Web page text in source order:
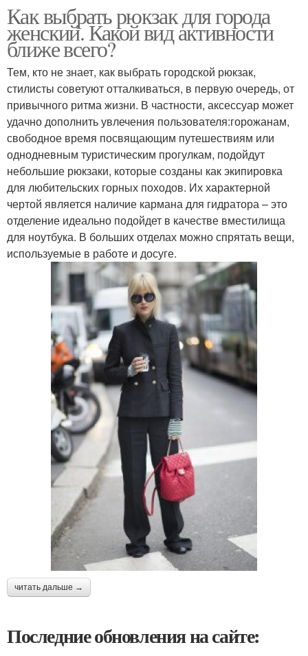
Как выбрать рюкзак для города
женский. Какой вид активности
ближе всего?
Тем, кто не знает, как выбрать городской рюкзак,
стилисты советуют отталкиваться, в первую очередь, от
привычного ритма жизни. В частности, аксессуар может
удачно дополнить увлечения пользователя:горожанам,
свободное время посвящающим путешествиям или
однодневным туристическим прогулкам, подойдут
небольшие рюкзаки, которые созданы как экипировка
для любительских горных походов. Их характерной
чертой является наличие кармана для гидратора – это
отделение идеально подойдет в качестве вместилища
для ноутбука. В больших отделах можно спрятать вещи,
используемые в работе и досуге.
читать дальше →
Последние обновления на сайте: